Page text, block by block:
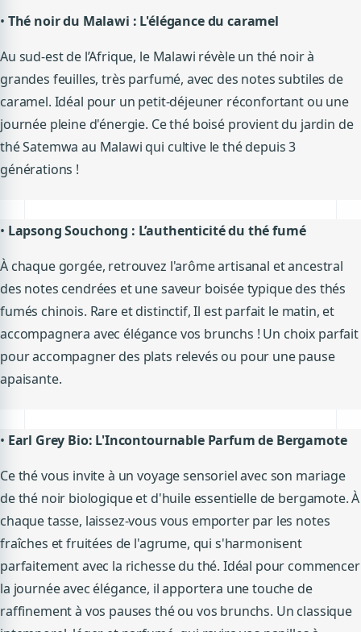
• Thé noir du Malawi : L'élégance du caramel
Au sud-est de l’Afrique, le Malawi révèle un thé noir à
grandes feuilles, très parfumé, avec des notes subtiles de
caramel. Idéal pour un petit-déjeuner réconfortant ou une
journée pleine d'énergie. Ce thé boisé provient du jardin de
thé Satemwa au Malawi qui cultive le thé depuis 3
générations !
• Lapsong Souchong : L’authenticité du thé fumé
À chaque gorgée, retrouvez l'arôme artisanal et ancestral
des notes cendrées et une saveur boisée typique des thés
fumés chinois. Rare et distinctif, Il est parfait le matin, et
accompagnera avec élégance vos brunchs ! Un choix parfait
pour accompagner des plats relevés ou pour une pause
apaisante.
• Earl Grey Bio: L'Incontournable Parfum de Bergamote
Ce thé vous invite à un voyage sensoriel avec son mariage
de thé noir biologique et d'huile essentielle de bergamote. À
chaque tasse, laissez-vous vous emporter par les notes
fraîches et fruitées de l'agrume, qui s'harmonisent
parfaitement avec la richesse du thé. Idéal pour commencer
la journée avec élégance, il apportera une touche de
raffinement à vos pauses thé ou vos brunchs. Un classique